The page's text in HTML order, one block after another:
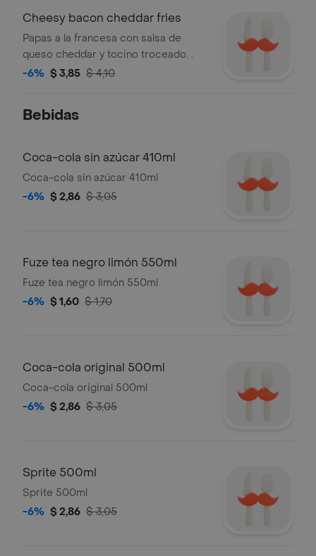
Cheesy bacon cheddar fries
Papas a la francesa con salsa de
queso cheddar y tocino troceado. .
-6% $ 3,85 $ 4,10
Bebidas
Coca-cola sin azúcar 410ml
Coca-cola sin azúcar 410ml
-6% $ 2,86 $ 3,05
Fuze tea negro limón 550ml
Fuze tea negro limón 550ml
-6% $ 1,60 $ 1,70
Coca-cola original 500ml
Coca-cola original 500ml
-6% $ 2,86 $ 3,05
Sprite 500ml
Sprite 500ml
-6% $ 2,86 $ 3,05